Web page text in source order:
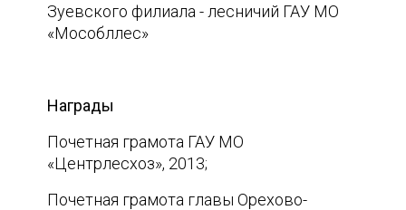
Зуевского филиала - лесничий ГАУ МО
«Мособллес»
Награды
Почетная грамота ГАУ МО
«Центрлесхоз», 2013;
Почетная грамота главы Орехово-